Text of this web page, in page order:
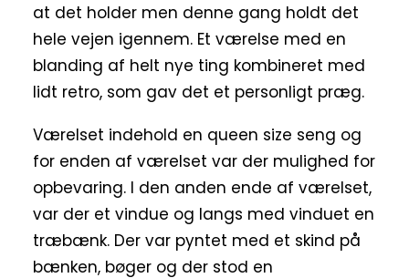
at det holder men denne gang holdt det
hele vejen igennem. Et værelse med en
blanding af helt nye ting kombineret med
lidt retro, som gav det et personligt præg.
Værelset indehold en queen size seng og
for enden af værelset var der mulighed for
opbevaring. I den anden ende af værelset,
var der et vindue og langs med vinduet en
træbænk. Der var pyntet med et skind på
bænken, bøger og der stod en